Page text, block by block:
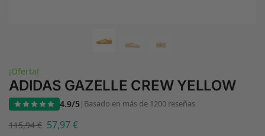
¡Oferta!
ADIDAS GAZELLE CREW YELLOW
4.9/5| Basado en más de 1200 reseñas
115,94€ 57,97€